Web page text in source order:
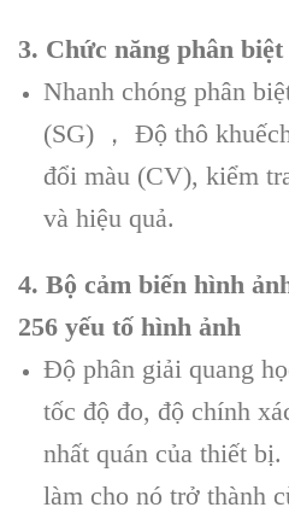
3. Chức năng phân
Nhanh chóng phân
(SG) ， Độ thô
đổi màu (CV), kiểm
và hiệu quả.
4. Bộ cảm biến hình
256 yếu tố hình ảnh
Độ phân giải quang
tốc độ đo, độ chính
nhất quán của thiết
làm cho nó trở thành